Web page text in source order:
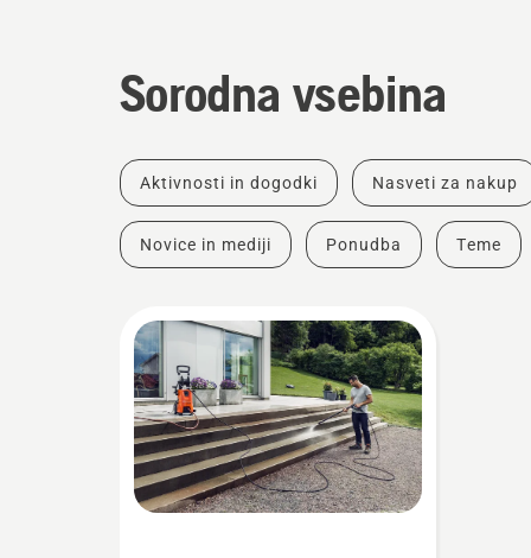
Sorodna vsebina
Aktivnosti in dogodki Nasveti za nakup
Novice in mediji Ponudba Teme